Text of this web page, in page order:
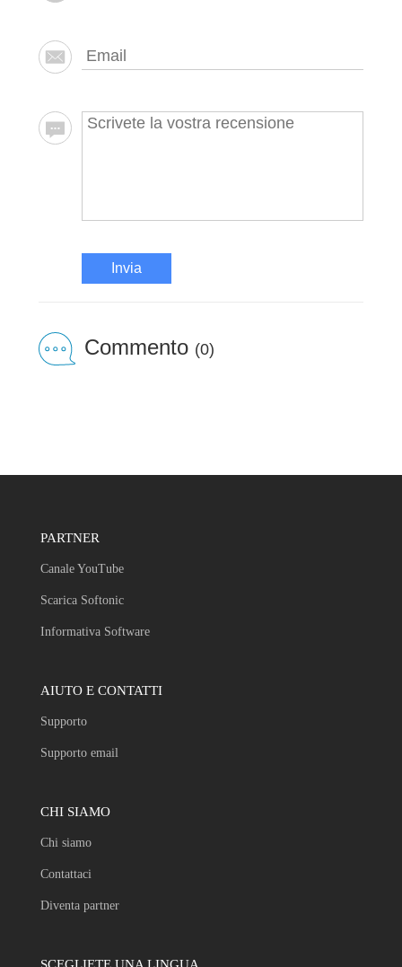
Invia
Commento (0)
PARTNER
Canale YouTube
Scarica Softonic
Informativa Software
AIUTO E CONTATTI
Supporto
Supporto email
CHI SIAMO
Chi siamo
Contattaci
Diventa partner